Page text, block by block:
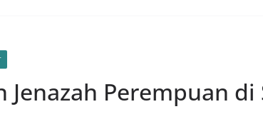
Jenazah Perempuan di